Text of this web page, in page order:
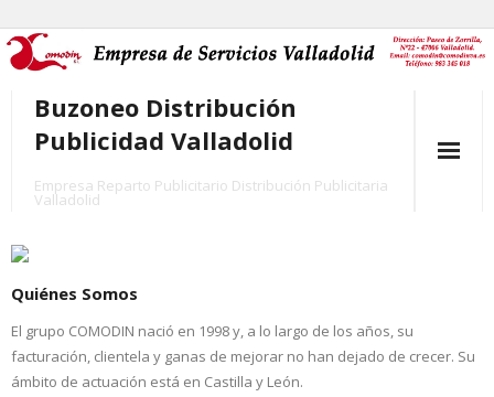
Skip
to
Buzoneo Distribución
Publicidad Valladolid
Empresa Reparto Publicitario Distribución Publicitaria
Valladolid
Quiénes Somos
Cómo Funcionamos
Nuestros Servicios
Quiénes Somos
El grupo COMODIN nació en 1998 y, a lo largo de los años, su
facturación, clientela y ganas de mejorar no han dejado de crecer. Su
ámbito de actuación está en Castilla y León.